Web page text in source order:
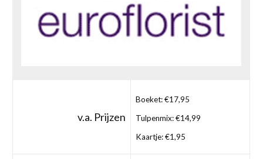
v.a. Prijzen
Boeket: €17,95
Tulpenmix: €14,99
Kaartje: €1,95